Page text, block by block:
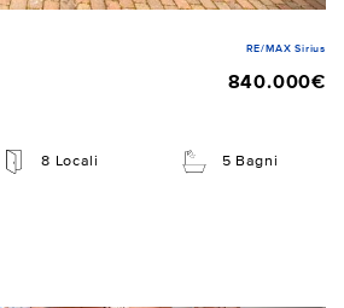
RE/MAX Sirius
840.000€
8 Locali 5 Bagni